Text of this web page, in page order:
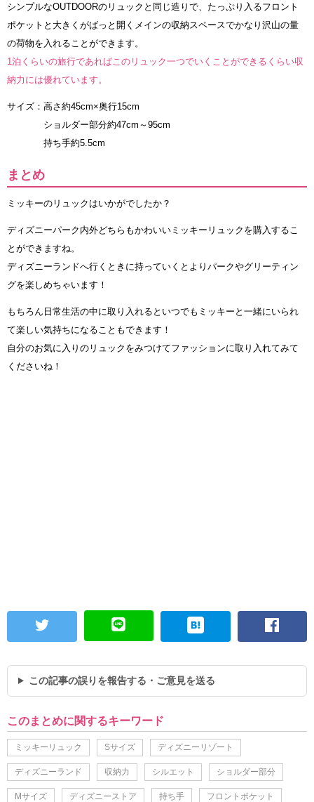
シンプルなOUTDOORのリュックと同じ造りで、たっぷり入るフロント
ポケットと大きくがばっと開くメインの収納スペースでかなり沢山の量
の荷物を入れることができます。
1泊くらいの旅行であればこのリュック一つでいくことができるくらい収
納力には優れています。
サイズ：高さ約45cm×奥行15cm
ショルダー部分約47cm～95cm
持ち手約5.5cm
まとめ
ミッキーのリュックはいかがでしたか？
ディズニーパーク内外どちらもかわいいミッキーリュックを購入するこ
とができますね。
ディズニーランドへ行くときに持っていくとよりパークやグリーティン
グを楽しめちゃいます！
もちろん日常生活の中に取り入れるといつでもミッキーと一緒にいられ
て楽しい気持ちになることもできます！
自分のお気に入りのリュックをみつけてファッションに取り入れてみて
くださいね！
この記事の誤りを報告する・ご意見を送る
このまとめに関するキーワード
ミッキーリュック Sサイズ ディズニーリゾート
ディズニーランド 収納力 シルエット ショルダー部分
Mサイズ ディズニーストア 持ち手 フロントポケット